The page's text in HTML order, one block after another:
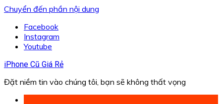
Chuyển đến phần nội dung
Facebook
Instagram
Youtube
iPhone Cũ Giá Rẻ
Đặt niềm tin vào chúng tôi, bạn sẽ không thất vọng